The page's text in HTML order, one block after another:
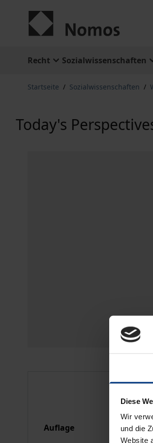
Diese
Wir
und die
Website
Recht Sozialwissenschaften
Startseite / Sozialwissenschaften /
Today's
Auflage
1